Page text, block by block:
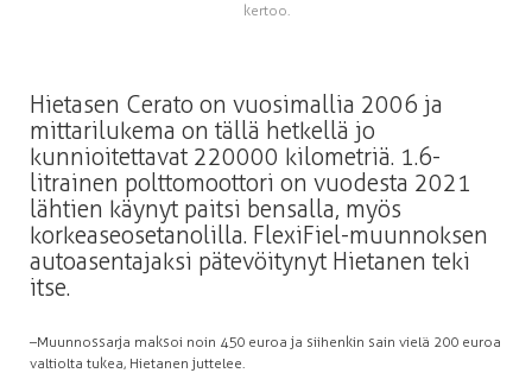
kertoo.
Hietasen Cerato on vuosimallia 2006 ja
mittarilukema on tällä hetkellä jo
kunnioitettavat 220 000 kilometriä. 1.6-
litrainen polttomoottori on vuodesta 2021
lähtien käynyt paitsi bensalla, myös
korkeaseosetanolilla. FlexiFiel-muunnoksen
autoasentajaksi pätevöitynyt Hietanen teki
itse.
–Muunnossarja maksoi noin 450 euroa ja siihenkin sain vielä 200 euroa
valtiolta tukea, Hietanen juttelee.